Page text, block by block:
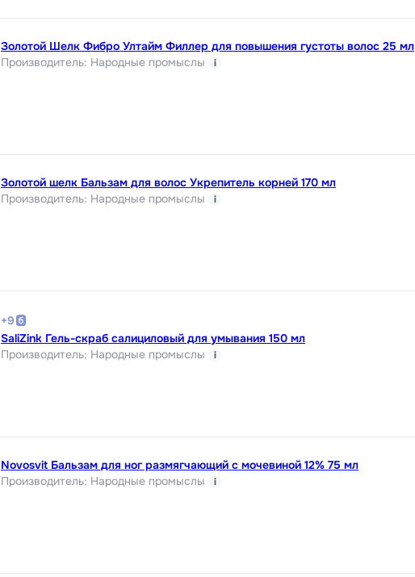
Золотой Шелк Фибро Ултайм Филлер для повышения густоты волос 25 мл
Производитель: Народные промыслы i
Золотой шелк Бальзам для волос Укрепитель корней 170 мл
Производитель: Народные промыслы i
+9
SaliZink Гель-скраб салициловый для умывания 150 мл
Производитель: Народные промыслы i
Novosvit Бальзам для ног размягчающий с мочевиной 12% 75 мл
Производитель: Народные промыслы i